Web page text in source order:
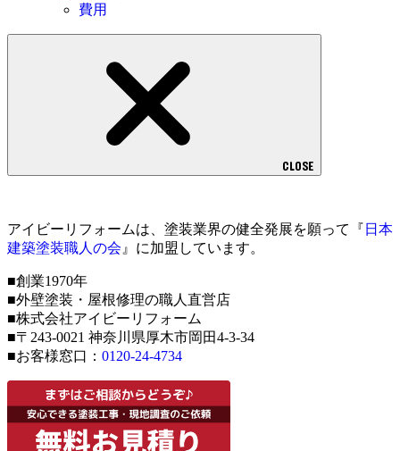
費用
CLOSE
アイビーリフォームは、塗装業界の健全発展を願って『 日本
建築塗装職人の会 』に加盟しています。
■創業1970年
■外壁塗装・屋根修理の職人直営店
■株式会社アイビーリフォーム
■〒243-0021 神奈川県厚木市岡田4-3-34
■お客様窓口： 0120-24-4734